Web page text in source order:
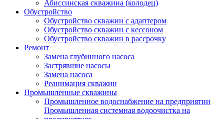
Абиссинская скважина (колодец)
Обустройство
Обустройство скважин с адаптером
Обустройство скважин с кессоном
Обустройство скважин в рассрочку
Ремонт
Замена глубинного насоса
Застрявшие насосы
Замена насоса
Реанимация скважин
Промышленные скважины
Промышленное водоснабжение на предприятии
Промышленная системная водоочистка на